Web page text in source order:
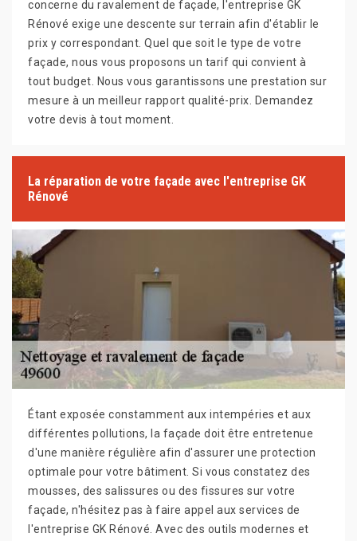
concerne du ravalement de façade, l'entreprise GK
Rénové exige une descente sur terrain afin d'établir le
prix y correspondant. Quel que soit le type de votre
façade, nous vous proposons un tarif qui convient à
tout budget. Nous vous garantissons une prestation sur
mesure à un meilleur rapport qualité-prix. Demandez
votre devis à tout moment.
La réparation de votre façade avec l'entreprise GK
Rénové
Étant exposée constamment aux intempéries et aux
différentes pollutions, la façade doit être entretenue
d'une manière régulière afin d'assurer une protection
optimale pour votre bâtiment. Si vous constatez des
mousses, des salissures ou des fissures sur votre
façade, n'hésitez pas à faire appel aux services de
l'entreprise GK Rénové. Avec des outils modernes et